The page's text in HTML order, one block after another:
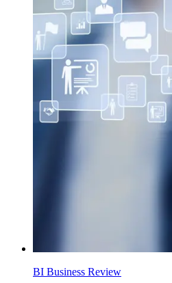
BI Business Review